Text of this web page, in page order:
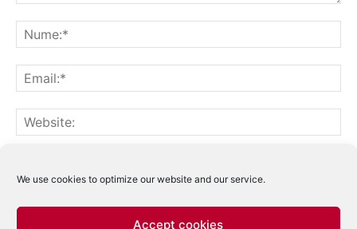
We use cookies to optimize our website and our service.
Accept cookies
Notifică-mă prin email când sunt publicate articole noi.